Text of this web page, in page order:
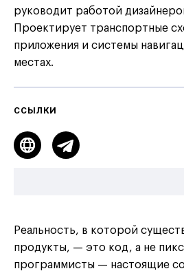
руководит работой
Проектирует транспортные
приложения и системы
местах.
ССЫЛКИ
Реальность, в которой
продукты, — это код, а не
программисты — настоящие